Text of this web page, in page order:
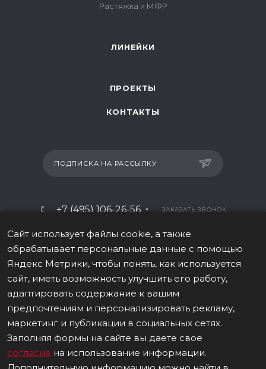
Растяжка и МФР
ЛИНЕЙКИ
ПРОЕКТЫ
КОНТАКТЫ
ПОДПИСКА НА РАССЫЛКУ
+7 (495) 106-26-56 ЗАКАЗАТЬ ЗВОНОК
info@italy-sport.ru
Москва, ул. Мосфильмовская 42с1
ПОЛИТИКА В ОТНОШЕНИИ ОБРАБОТКИ ПЕРСОНАЛЬНЫХ ДАННЫХ
Сайт использует файлы cookie, а также
обрабатывает персональные данные с помощью
Яндекс Метрики, чтобы понять, как используется
сайт, иметь возможность улучшить его работу,
адаптировать содержание к вашим
предпочтениям и персонализировать рекламу,
маркетинг и публикации в социальных сетях.
Заполняя формы на сайте вы даете свое
согласие на использование информации.